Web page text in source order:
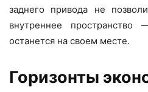
заднего привода не
внутреннее пространство
останется на своем месте.
Горизонты